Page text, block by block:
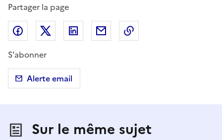
Partager la page
Partager sur Facebook
Partager sur X (anciennement Twitter)
Partager sur LinkedIn
Partager par email
S'abonner
Alerte email
Sur le même sujet